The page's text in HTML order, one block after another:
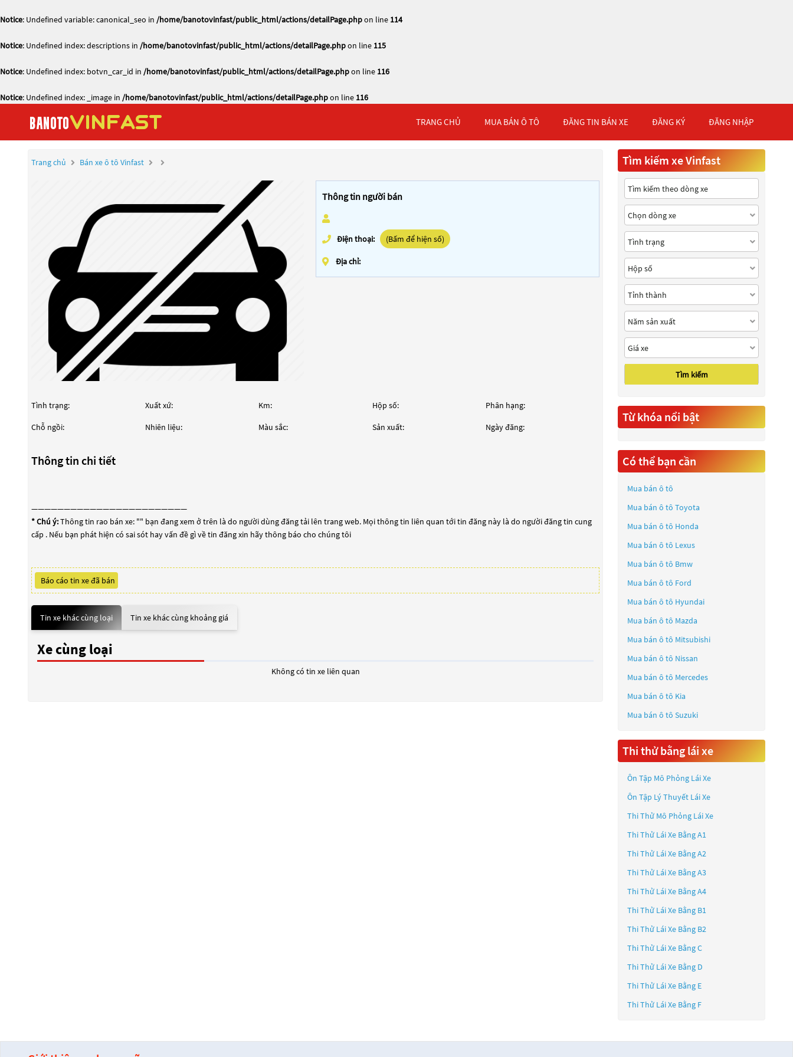
Notice: Undefined variable: canonical_seo in /home/banotovinfast/public_html/actions/detailPage.phpon line 114
Notice: Undefined index: descriptions in /home/banotovinfast/public_html/actions/detailPage.phpon line 115
Notice: Undefined index: botvn_car_id in /home/banotovinfast/public_html/actions/detailPage.phpon line 116
Notice: Undefined index: _image in /home/banotovinfast/public_html/actions/detailPage.phpon line 116
TRANG CHỦ MUA BÁN Ô TÔ ĐĂNG TIN BÁN XE ĐĂNG KÝ ĐĂNG NHẬP
Trang chủ Bán xe ô tô Vinfast
Thông tin người bán
Điện thoại: (Bấm để hiện số)
Địa chỉ:
Tình trạng: Xuất xứ: Km: Hộp số: Phân hạng:
Chỗ ngồi: Nhiên liệu: Màu sắc: Sản xuất: Ngày đăng:
Thông tin chi tiết
————————————————————————
* Chú ý:Thông tin rao bán xe: "" bạn đang xem ở trên là do người dùng đăng tải lên trang web. Mọi thông tin liên quan tới tin đăng này là do người đăng tin cung
cấp . Nếu bạn phát hiện có sai sót hay vấn đề gì về tin đăng xin hãy thông báo cho chúng tôi
Báo cáo tin xe đã bán
Tin xe khác cùng loại Tin xe khác cùng khoảng giá
Xe cùng loại
Không có tin xe liên quan
Tìm kiếm xe Vinfast
Tìm kiếm
Từ khóa nổi bật
Có thể bạn cần
Mua bán ô tô
Mua bán ô tô Toyota
Mua bán ô tô Honda
Mua bán ô tô Lexus
Mua bán ô tô Bmw
Mua bán ô tô Ford
Mua bán ô tô Hyundai
Mua bán ô tô Mazda
Mua bán ô tô Mitsubishi
Mua bán ô tô Nissan
Mua bán ô tô Mercedes
Mua bán ô tô Kia
Mua bán ô tô Suzuki
Thi thử bằng lái xe
Ôn Tập Mô Phỏng Lái Xe
Ôn Tập Lý Thuyết Lái Xe
Thi Thử Mô Phỏng Lái Xe
Thi Thử Lái Xe Bằng A1
Thi Thử Lái Xe Bằng A2
Thi Thử Lái Xe Bằng A3
Thi Thử Lái Xe Bằng A4
Thi Thử Lái Xe Bằng B1
Thi Thử Lái Xe Bằng B2
Thi Thử Lái Xe Bằng C
Thi Thử Lái Xe Bằng D
Thi Thử Lái Xe Bằng E
Thi Thử Lái Xe Bằng F